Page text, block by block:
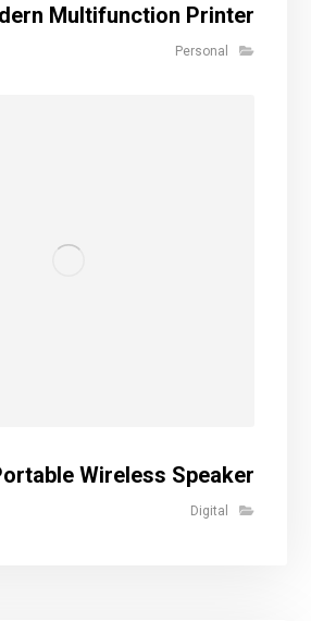
Multifunction Printer
Personal
Wireless Speaker
Digital